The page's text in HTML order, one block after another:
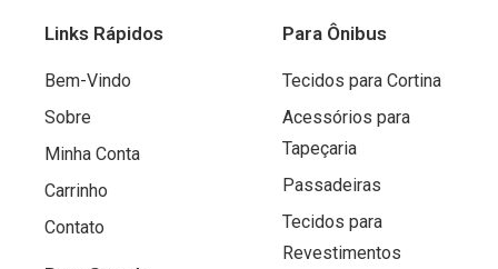
Links Rápidos
Bem-Vindo
Sobre
Minha Conta
Carrinho
Contato
Para Ônibus
Tecidos para Cortina
Acessórios para
Tapeçaria
Passadeiras
Tecidos para
Revestimentos